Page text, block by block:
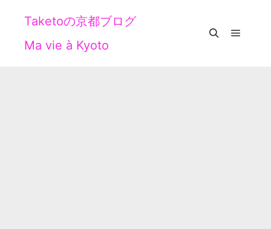
Taketoの京都ブログ
Ma vie à Kyoto